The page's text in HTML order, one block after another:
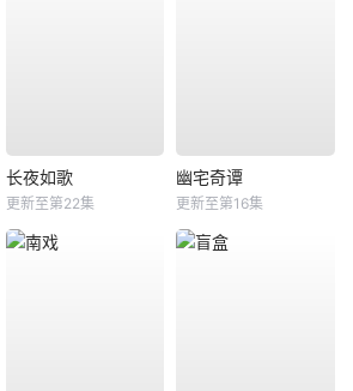
长夜如歌
更新至第22集
幽宅奇谭
更新至第16集